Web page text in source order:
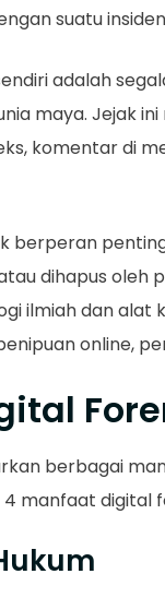
suatu
adalah
maya. Jejak
komentar di
berperan
dihapus
ilmiah dan alat
online,
berbagai
manfaat digital